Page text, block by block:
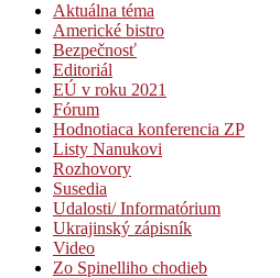
Aktuálna téma
Americké bistro
Bezpečnosť
Editoriál
EÚ v roku 2021
Fórum
Hodnotiaca konferencia ZP
Listy Nanukovi
Rozhovory
Susedia
Udalosti/ Informatórium
Ukrajinský zápisník
Video
Zo Spinelliho chodieb